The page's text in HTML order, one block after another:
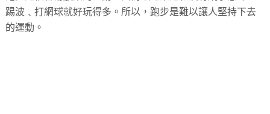
踢波﹑打網球就好玩得多。所以，跑步是難以讓人堅持下去
的運動。